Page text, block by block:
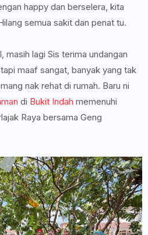
happy dan berselera, kita
semua sakit dan penat tu.
masih lagi Sis terima undangan
maaf sangat, banyak yang tak
nak rehat di rumah. Baru ni
di Bukit Indah memenuhi
Raya bersama Geng